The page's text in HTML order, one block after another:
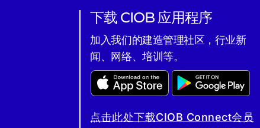
下载 CIOB 应用程序
加入我们的建造管理社区，行业新
闻、网络、培训等。
点击此处下载CIOB Connect会员